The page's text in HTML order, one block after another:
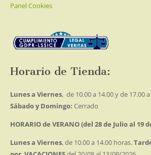
Panel Cookies
Horario de Tienda:
Lunes a Viernes, de 10.00 a 14.00 y de 17.00
Sábado y Domingo: Cerrado
HORARIO de VERANO (del 28 de Julio al 19
Lunes a Viernes, de 10.00 a 14.00 horas.